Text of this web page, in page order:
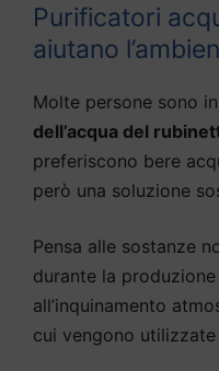
Purificatori
aiutano
Molte persone sono
dell’acqua del
preferiscono bere
però una soluzione
Pensa alle sostanze
durante la
all’inquinamento
cui vengono